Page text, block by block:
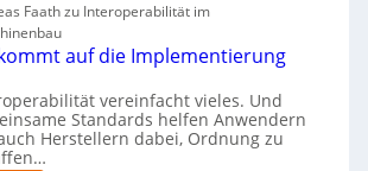
Faath zu Interoperabilität im
auf die Implementierung
vereinfacht vieles. Und
Standards helfen Anwendern
Herstellern dabei, Ordnung zu